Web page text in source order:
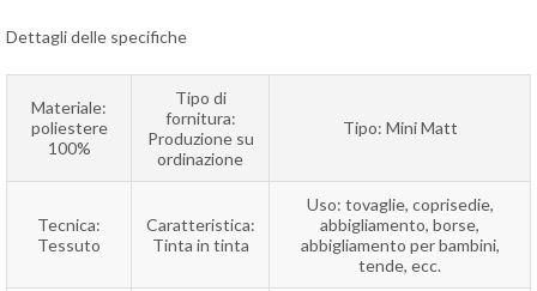
Dettagli delle specifiche
Materiale:
poliestere
100%
Tipo di
fornitura:
Produzione su
ordinazione
Tipo: Mini Matt
Tecnica:
Tessuto
Caratteristica:
Tinta in tinta
Uso: tovaglie, coprisedie,
abbigliamento, borse,
abbigliamento per bambini,
tende, ecc.